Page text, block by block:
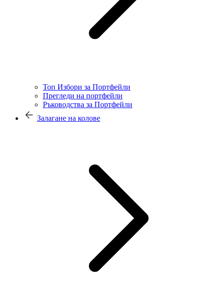
Топ Избори за Портфейли
Прегледи на портфейли
Ръководства за Портфейли
Залагане на колове